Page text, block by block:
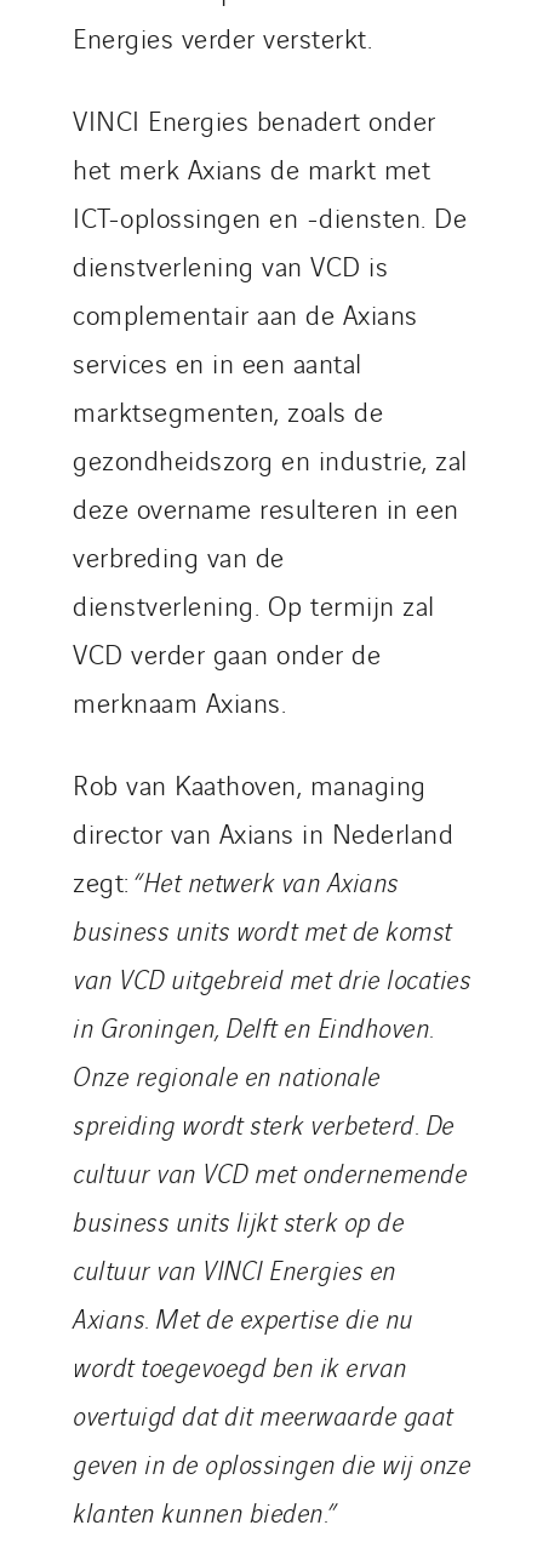
Energies verder versterkt.
VINCI Energies benadert onder
het merk Axians de markt met
ICT-oplossingen en -diensten. De
dienstverlening van VCD is
complementair aan de Axians
services en in een aantal
marktsegmenten, zoals de
gezondheidszorg en industrie, zal
deze overname resulteren in een
verbreding van de
dienstverlening. Op termijn zal
VCD verder gaan onder de
merknaam Axians.
Rob van Kaathoven, managing
director van Axians in Nederland
zegt:“Het netwerk van Axians
business units wordt met de komst
van VCD uitgebreid met drie locaties
in Groningen, Delft en Eindhoven.
Onze regionale en nationale
spreiding wordt sterk verbeterd. De
cultuur van VCD met ondernemende
business units lijkt sterk op de
cultuur van VINCI Energies en
Axians. Met de expertise die nu
wordt toegevoegd ben ik ervan
overtuigd dat dit meerwaarde gaat
geven in de oplossingen die wij onze
klanten kunnen bieden.”